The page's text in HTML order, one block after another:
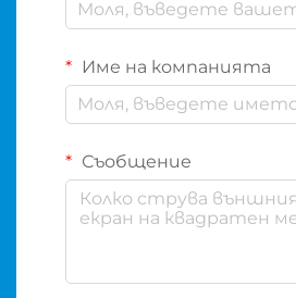
Име на компанията
Съобщение